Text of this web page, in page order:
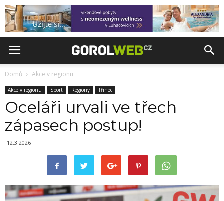
Domů Akce v regionu
Akce v regionu Sport Regiony Třinec
Oceláři urvali ve třech
zápasech postup!
12.3.2026